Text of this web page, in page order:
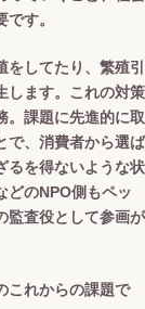
す。
をしてたり、繁殖引
します。これの対策
。課題に先進的に取
で、消費者から選ば
るを得ないような状
どのNPO側もペッ
監査役として参画が
これからの課題で